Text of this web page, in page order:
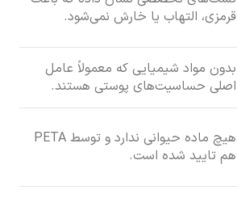
قرمزی، التهاب یا خارش نمی‌شود.
بدون مواد شیمیایی که معمولاً عامل
اصلی حساسیت‌های پوستی هستند.
هیچ ماده حیوانی ندارد و توسط PETA
هم تایید شده است.